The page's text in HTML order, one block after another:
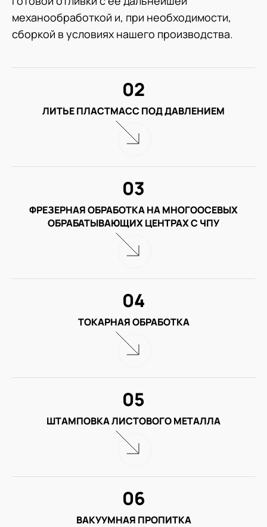
механообработкой и, при необходимости,
сборкой в условиях нашего производства.
ЛИТЬЕ ПЛАСТМАСС ПОД ДАВЛЕНИЕМ
02
ФРЕЗЕРНАЯ ОБРАБОТКА НА МНОГООСЕВЫХ
ОБРАБАТЫВАЮЩИХ ЦЕНТРАХ С ЧПУ
03
ТОКАРНАЯ ОБРАБОТКА
04
ШТАМПОВКА ЛИСТОВОГО МЕТАЛЛА
05
ВАКУУМНАЯ ПРОПИТКА
06